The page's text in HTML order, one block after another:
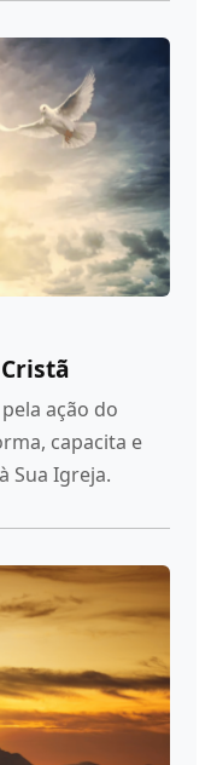
ação do
capacita e
Sua Igreja.